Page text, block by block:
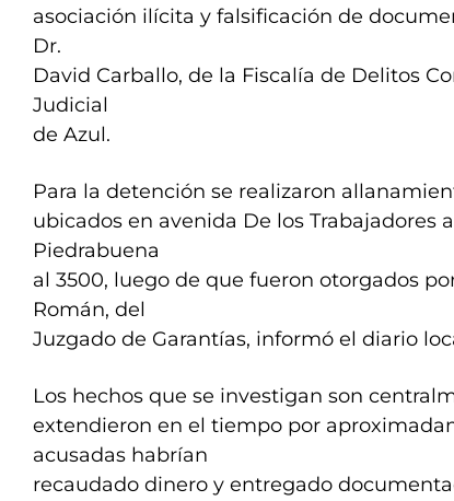
asociación ilícita y falsificación de
Dr.
David Carballo, de la Fiscalía de Delitos
Judicial
de Azul.
Para la detención se realizaron
ubicados en avenida De los Trabajadores
Piedrabuena
al 3500, luego de que fueron otorgados
Román, del
Juzgado de Garantías, informó el diario
Los hechos que se investigan son
extendieron en el tiempo por
acusadas habrían
recaudado dinero y entregado